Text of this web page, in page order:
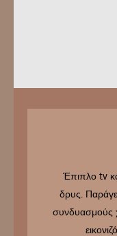
Έπιπλο tv
δρυς.
συνδυασμούς